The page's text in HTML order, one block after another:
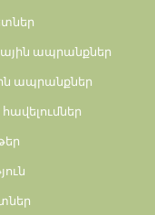
ապրանքներ
ապրանքներ